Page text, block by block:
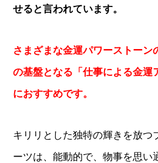
せると言われています。
さまざまな金運パワーストーン
の基盤となる「仕事による金運
におすすめです。
キリリとした独特の輝きを放つ
ーツは、能動的で、物事を思い